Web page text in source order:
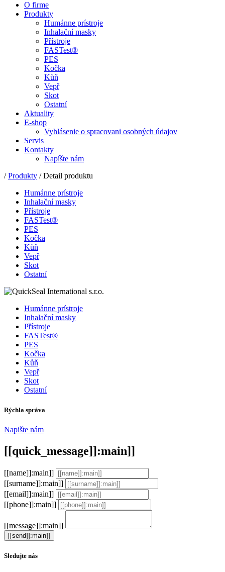
O firme
Produkty
Humánne prístroje
Inhalační masky
Přístroje
FASTest®
PES
Kočka
Kůň
Vepř
Skot
Ostatní
Aktuality
E-shop
Vyhlásenie o spracovani osobných údajov
Servis
Kontakty
Napíšte nám
/Produkty / Detail produktu
Humánne prístroje
Inhalační masky
Přístroje
FASTest®
PES
Kočka
Kůň
Vepř
Skot
Ostatní
Humánne prístroje
Inhalační masky
Přístroje
FASTest®
PES
Kočka
Kůň
Vepř
Skot
Ostatní
Rýchla správa
Napište nám
[[quick_message]]:main]]
[[name]]:main]]
[[surname]]:main]]
[[email]]:main]]
[[phone]]:main]]
[[message]]:main]]
Sledujte nás